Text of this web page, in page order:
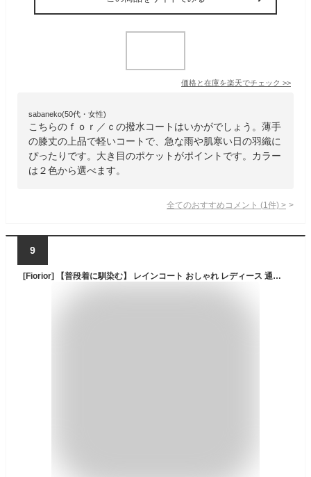
価格と在庫を楽天でチェック >>
sabaneko(50代・女性)
こちらのｆｏｒ／ｃの撥水コートはいかがでしょう。薄手
の膝丈の上品で軽いコートで、急な雨や肌寒い日の羽織に
ぴったりです。大き目のポケットがポイントです。カラー
は２色から選べます。
全てのおすすめコメント (1 件) >
9
[Fiorior] 【普段着に馴染む】 レインコート おしゃれ レディース 通勤 通学 かわいい 撥水 防水 フード 自転車 バイク 梅雨 袋付き 【シルエットが可愛い】 通常丈 グレージュ M